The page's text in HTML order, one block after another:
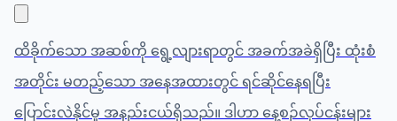
ထိခိုက်သော အဆစ်ကို ရွေ့လျားရာတွင် အခက်အခဲရှိပြီး ထုံးစံ
အတိုင်း မတည့်သော အနေအထားတွင် ရင်ဆိုင်နေရပြီး
ပြောင်းလဲနိုင်မှု အနည်းငယ်ရှိသည်။ ဒါဟာ နေ့စဉ်လုပ်ငန်းများ